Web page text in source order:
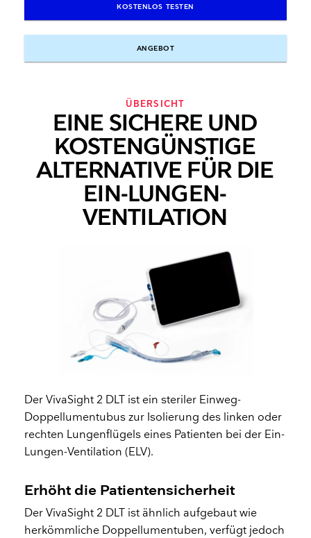
KOSTENLOS TESTEN
ANGEBOT
ÜBERSICHT
EINE SICHERE UND
KOSTENGÜNSTIGE
ALTERNATIVE FÜR DIE
EIN-LUNGEN-
VENTILATION
​Der VivaSight 2 DLT ist ein steriler Einweg-
Doppellumentubus zur Isolierung des linken oder
rechten Lungenflügels eines Patienten bei der Ein-
Lungen-Ventilation (ELV).
Erhöht die Patientensicherheit
Der VivaSight 2 DLT ist ähnlich aufgebaut wie
herkömmliche Doppellumentuben, verfügt jedoch